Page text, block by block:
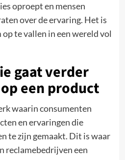
oproept en mensen
over de ervaring. Het is
te vallen in een wereld vol
gaat verder
een product
waarin consumenten
en ervaringen die
te zijn gemaakt. Dit is waar
reclamebedrijven een